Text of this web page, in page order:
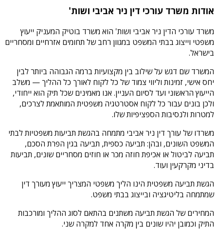
אודות משרד עורכי דין ניר אביבי ושות'
משרד עורכי הדין ניר אביבי ושות' הוא משרד בוטיק המעניק ייעוץ
משפטי וייצוג בבתי המשפט במגוון רחב של תחומים אזרחיים ומסחריים
בישראל.
המשרד שם דגש על שילוב בין מקצועיות ברמה הגבוהה ביותר לבין
יחס אישי, זמינות וליווי צמוד של כל לקוח לאורך כל ההליך — משלב
הייעוץ הראשוני ועד לסיום העניין. אנו מאמינים שכל תיק הוא ייחודי,
ולכן בונים עבור כל לקוח אסטרטגיה משפטית המותאמת לצרכים,
למטרות ולנסיבות הספציפיות שלו.
משרדו של עורך דין ניר אביבי מתמחה בהגשת תביעות משפטיות לבתי
המשפט השונים, ובהן: תביעה כספית, תביעה בגין הפרת הסכם,
תביעה לביטול או אכיפת חוזה מכר או חוזים מסחריים שונים, תביעות
בדיני מקרקעין ועוד.
הגשת תביעה משפטית הינו הליך משפטי המצריך ייעוץ מעורך דין
שמתמחה בליטיגציה ובייצוג בבתי משפט.
המחירים של הגשת תביעה משתנים בהתאם לסוג ההליך ומורכבות
התיק וכמובן יהיו שונים בין מקרה אחד למקרה שני.